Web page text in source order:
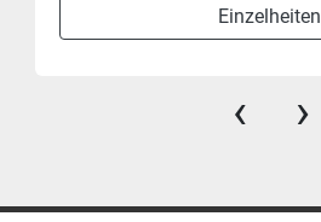
Einzelheiten
‹ ›